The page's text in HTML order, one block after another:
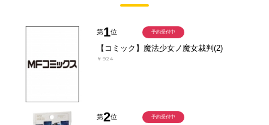
第1位
【コミック】魔法少女ノ魔女裁判(2)
￥924
予約受付中
第2位 予約受付中